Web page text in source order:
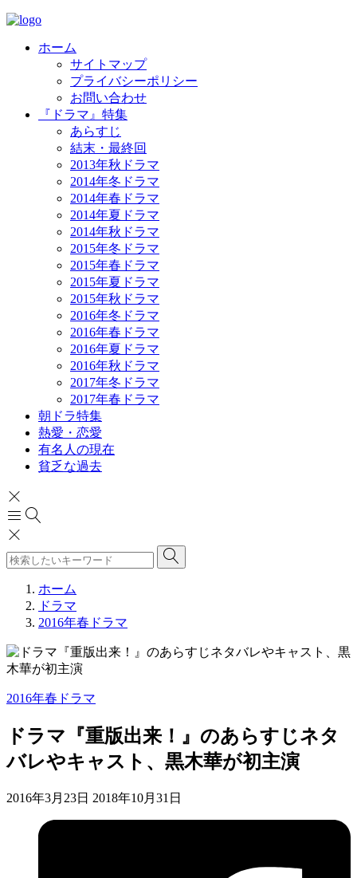
ホーム
サイトマップ
プライバシーポリシー
お問い合わせ
『ドラマ』特集
あらすじ
結末・最終回
2013年秋ドラマ
2014年冬ドラマ
2014年春ドラマ
2014年夏ドラマ
2014年秋ドラマ
2015年冬ドラマ
2015年春ドラマ
2015年夏ドラマ
2015年秋ドラマ
2016年冬ドラマ
2016年春ドラマ
2016年夏ドラマ
2016年秋ドラマ
2017年冬ドラマ
2017年春ドラマ
朝ドラ特集
熱愛・恋愛
有名人の現在
貧乏な過去
ホーム
ドラマ
2016年春ドラマ
2016年春ドラマ
ドラマ『重版出来！』のあらすじネタ
バレやキャスト、黒木華が初主演
2016年3月23日 2018年10月31日